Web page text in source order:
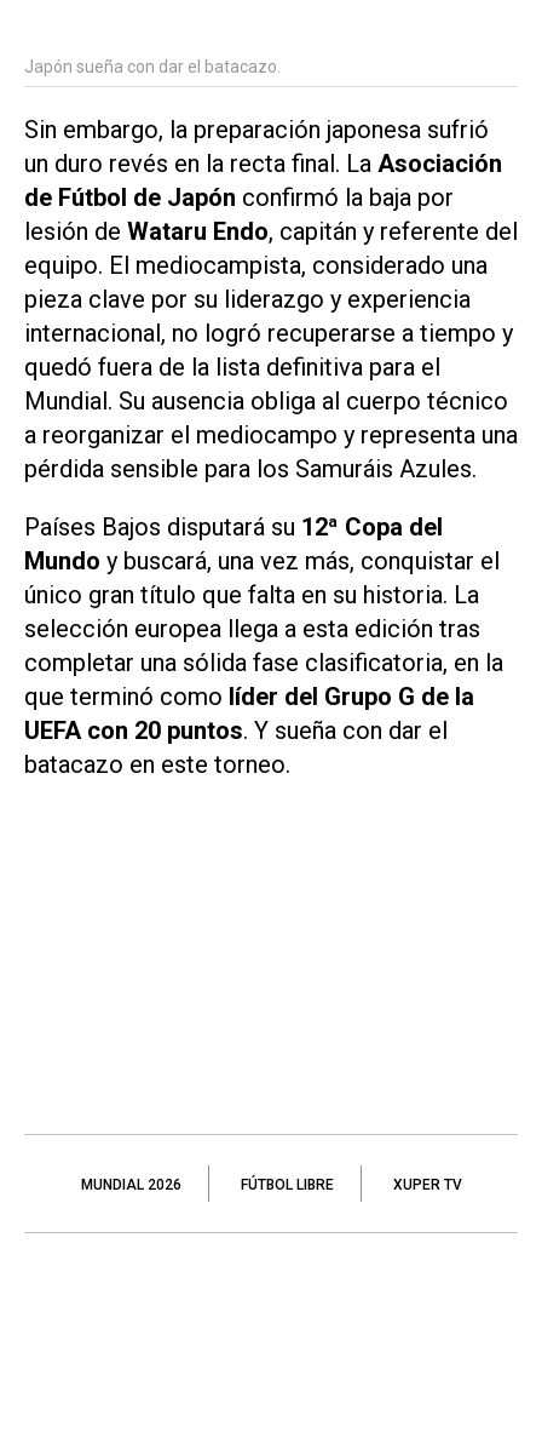
Japón sueña con dar el batacazo.
Sin embargo, la preparación japonesa sufrió
un duro revés en la recta final. La Asociación
de Fútbol de Japón confirmó la baja por
lesión de Wataru Endo, capitán y referente del
equipo. El mediocampista, considerado una
pieza clave por su liderazgo y experiencia
internacional, no logró recuperarse a tiempo y
quedó fuera de la lista definitiva para el
Mundial. Su ausencia obliga al cuerpo técnico
a reorganizar el mediocampo y representa una
pérdida sensible para los Samuráis Azules.
Países Bajos disputará su 12ª Copa del
Mundo y buscará, una vez más, conquistar el
único gran título que falta en su historia. La
selección europea llega a esta edición tras
completar una sólida fase clasificatoria, en la
que terminó como líder del Grupo G de la
UEFA con 20 puntos. Y sueña con dar el
batacazo en este torneo.
MUNDIAL 2026 FÚTBOL LIBRE XUPER TV